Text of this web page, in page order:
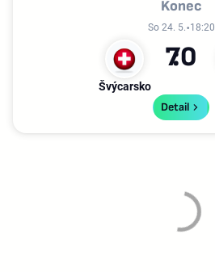
Konec
So 24. 5. 18:20
Švýcarsko
70
Detail